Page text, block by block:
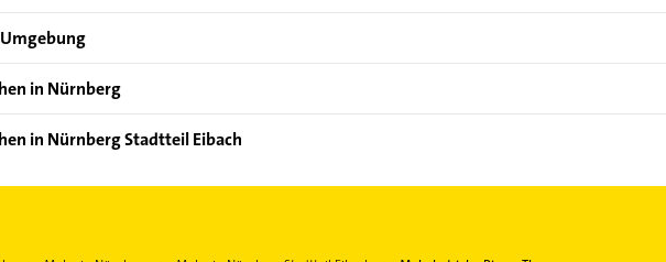
in Nürnberg
Landschaftsbau
in Nürnberg Stadtteil Eibach